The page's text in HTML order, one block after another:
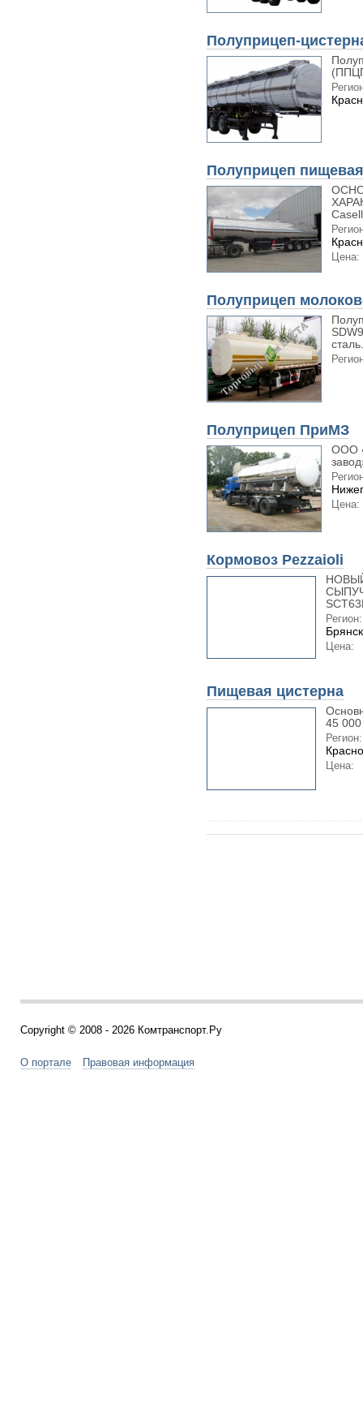
Полуприцеп-
Полуприцеп
Цена:
Полуприцеп
Полуприцеп ПриМЗ
ООО
Цена:
Кормовоз Pezzaioli
Регион:
Цена:
Пищевая цистерна
45 000
Регион:
Цена:
Copyright © 2008 - 2026 Комтранспорт.Ру
О портале Правовая информация